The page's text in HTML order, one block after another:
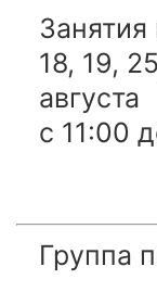
18, 19,
августа
с 11:00
Группа